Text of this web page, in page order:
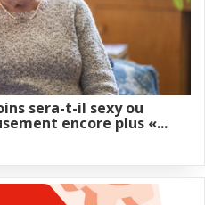
sera-t-il sexy ou
encore plus «...